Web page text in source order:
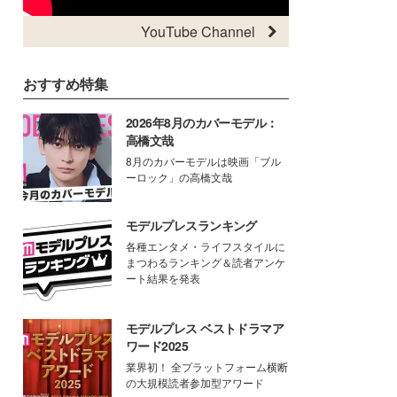
YouTube Channel
おすすめ特集
2026年8月のカバーモデル：
高橋文哉
8月のカバーモデルは映画「ブル
ーロック」の高橋文哉
モデルプレスランキング
各種エンタメ・ライフスタイルに
まつわるランキング＆読者アンケ
ート結果を発表
モデルプレス ベストドラマア
ワード2025
業界初！ 全プラットフォーム横断
の大規模読者参加型アワード